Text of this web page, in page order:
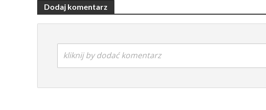
Dodaj komentarz
kliknij by dodać komentarz